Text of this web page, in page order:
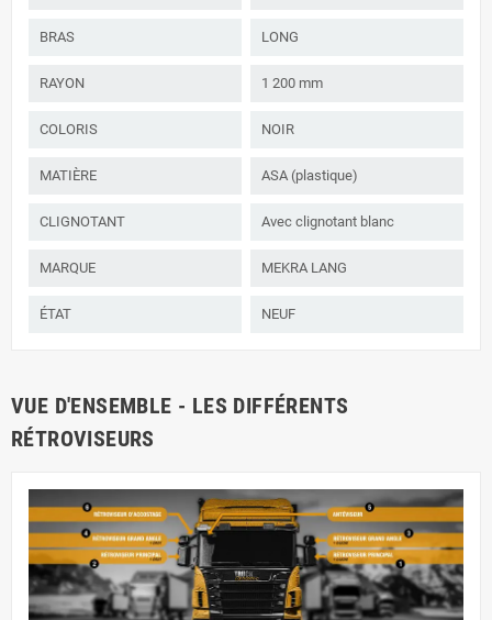
BRAS LONG
RAYON 1 200 mm
COLORIS NOIR
MATIÈRE ASA (plastique)
CLIGNOTANT Avec clignotant blanc
MARQUE MEKRA LANG
ÉTAT NEUF
VUE D'ENSEMBLE - LES DIFFÉRENTS
RÉTROVISEURS